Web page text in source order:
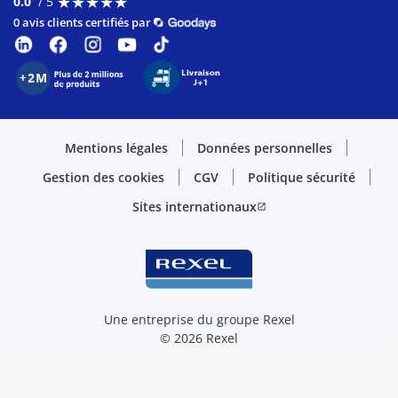
0 avis clients certifiés par
Mentions légales
Données personnelles
Gestion des cookies
CGV
Politique sécurité
Sites internationauxopen_in_new
Une entreprise du groupe Rexel
© 2026 Rexel